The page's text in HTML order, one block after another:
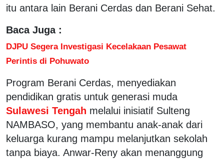
itu antara lain Berani Cerdas dan Berani Sehat.
Baca Juga :
DJPU Segera Investigasi Kecelakaan Pesawat
Perintis di Pohuwato
Program Berani Cerdas, menyediakan
pendidikan gratis untuk generasi muda
Sulawesi Tengah melalui inisiatif Sulteng
NAMBASO, yang membantu anak-anak dari
keluarga kurang mampu melanjutkan sekolah
tanpa biaya. Anwar-Reny akan menanggung